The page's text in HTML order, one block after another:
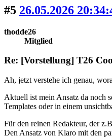
#5 26.05.2026
thodde26
Mitglied
Re: [Vorstellung] T26
Ah, jetzt verstehe ich genau,
Aktuell ist mein Ansatz da noch
Templates oder in einem
Für den reinen Redakteur, der
Den Ansatz von Klaro mit den